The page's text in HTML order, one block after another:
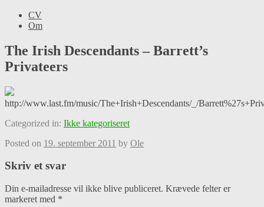
CV
Om
The Irish Descendants – Barrett’s
Privateers
http://www.last.fm/music/The+Irish+Descendants/_/
Categorized in: Ikke kategoriseret
Posted on 19. september 2011 by Ole
Skriv et svar
Din e-mailadresse vil ikke blive publiceret. Krævede felter er
markeret med *